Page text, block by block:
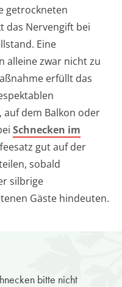
getrockneten
das Nervengift bei
Eine
alleine zwar nicht zu
erfüllt das
auf dem Balkon oder
Schnecken im
gut auf der
sobald
silbrige
Gäste hindeuten.
bitte nicht